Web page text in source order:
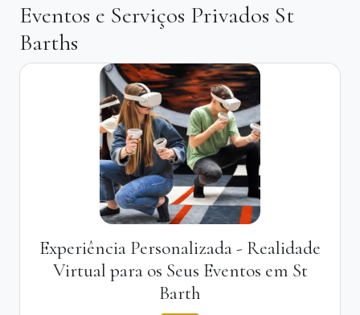
Eventos e Serviços Privados St
Barths
Experiência Personalizada - Realidade
Virtual para os Seus Eventos em St
Barth